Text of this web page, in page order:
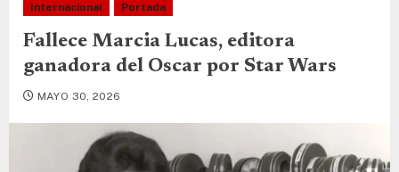
Internacional Portada
Fallece Marcia Lucas, editora
ganadora del Oscar por Star Wars
MAYO 30, 2026